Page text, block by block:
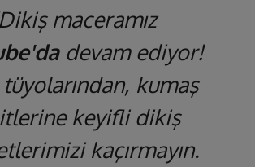
maceramız
devam ediyor!
kumaş
keyifli dikiş
kaçırmayın.